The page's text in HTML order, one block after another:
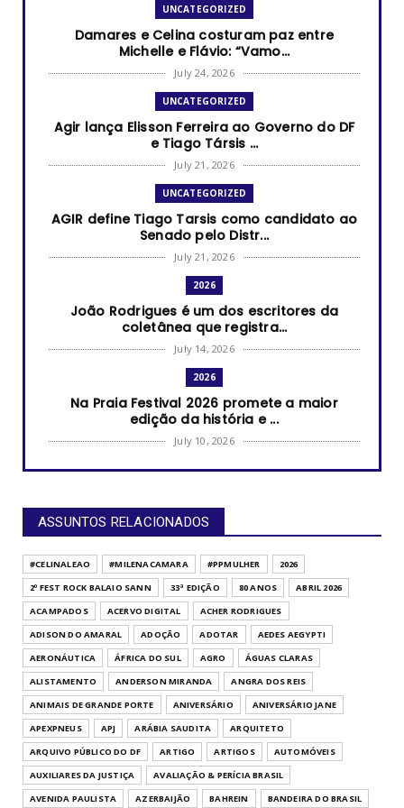
UNCATEGORIZED
Damares e Celina costuram paz entre
Michelle e Flávio: “Vamo...
July 24, 2026
UNCATEGORIZED
Agir lança Elisson Ferreira ao Governo do DF
e Tiago Társis ...
July 21, 2026
UNCATEGORIZED
AGIR define Tiago Tarsis como candidato ao
Senado pelo Distr...
July 21, 2026
2026
João Rodrigues é um dos escritores da
coletânea que registra...
July 14, 2026
2026
Na Praia Festival 2026 promete a maior
edição da história e ...
July 10, 2026
2026
COM CULTURA, DIPLOM...
July 08, 2026
UNCATEGORIZED
Arraiá da RECORD Brasília reúne mercado
publicitário, parcei...
June 23, 2026
80 ANOS
Jordânia celebra 80 anos de independência
e reforça amizade ...
June 08, 2026
UNCATEGORIZED
Daniel Vilela abre segunda edição do Arraiá
do Bem em Goiâni...
ASSUNTOS RELACIONADOS
#CELINALEAO #MILENACAMARA #PPMULHER
2026
2º FEST ROCK BALAIO SANN
33ª EDIÇÃO 80 ANOS
ABRIL 2026
ACAMPADOS
ACERVO DIGITAL
ACHER RODRIGUES
ADISON DO AMARAL
ADOÇÃO ADOTAR
AEDES AEGYPTI
AERONÁUTICA
ÁFRICA DO SUL AGRO
ÁGUAS CLARAS
ALISTAMENTO
ANDERSON MIRANDA
ANGRA DOS REIS
ANIMAIS DE GRANDE PORTE
ANIVERSÁRIO
ANIVERSÁRIO JANE
APEXPNEUS
APJ ARÁBIA SAUDITA
ARQUITETO
ARQUIVO PÚBLICO DO DF
ARTIGO ARTIGOS
AUTOMÓVEIS
AUXILIARES DA JUSTIÇA
AVALIAÇÃO & PERÍCIA BRASIL
AVENIDA PAULISTA
AZERBAIJÃO BAHREIN
BANDEIRA DO BRASIL